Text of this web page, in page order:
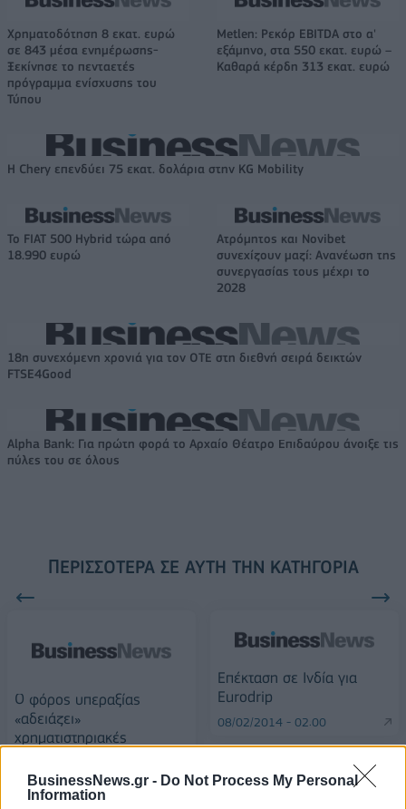
BusinessNews.gr - Do Not Process My Personal
Information
Χρηματοδότηση 8 εκατ. ευρώ
σε 843 μέσα ενημέρωσης-
Ξεκίνησε το πενταετές
πρόγραμμα ενίσχυσης του
Τύπου
Metlen: Ρεκόρ EBITDA στο α'
εξάμηνο, στα 550 εκατ. ευρώ –
Καθαρά κέρδη 313 εκατ. ευρώ
Η Chery επενδύει 75 εκατ. δολάρια στην KG Mobility
Το FIAT 500 Hybrid τώρα από
18.990 ευρώ
Ατρόμητος και Novibet
συνεχίζουν μαζί: Ανανέωση της
συνεργασίας τους μέχρι το
2028
18η συνεχόμενη χρονιά για τον ΟΤΕ στη διεθνή σειρά δεικτών
FTSE4Good
Alpha Bank: Για πρώτη φορά το Αρχαίο Θέατρο Επιδαύρου άνοιξε τις
πύλες του σε όλους
ΠΕΡΙΣΣΌΤΕΡΑ ΣΕ ΑΥΤΉ ΤΗΝ ΚΑΤΗΓΟΡΊΑ
Ο φόρος υπεραξίας
«αδειάζει»
χρηματιστηριακές
Επέκταση σε Ινδία για
Eurodrip
08/02/2014 - 02:00